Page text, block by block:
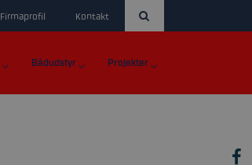
Firmaprofil Kontakt
Bådudstyr Projekter